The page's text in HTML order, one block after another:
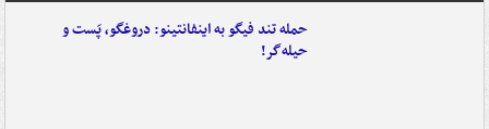
حمله تند فیگو به اینفانتینو: دروغگو، پَست‌ و
حیله‌گر!